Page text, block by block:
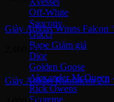
Off-White
Saucony
Gucci
Bape
Dior
Golden Goose
Alexander McQueen
Rick Owens
Supreme
Giày Adidas Wmns Falcon
2,400,000
Giày Adidas Runfalcon 2.0